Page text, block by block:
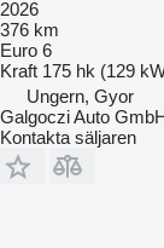
2026
376 km
Euro 6
Kraft 175 hk (129
Ungern, Gyor
Galgoczi Auto
Kontakta säljaren